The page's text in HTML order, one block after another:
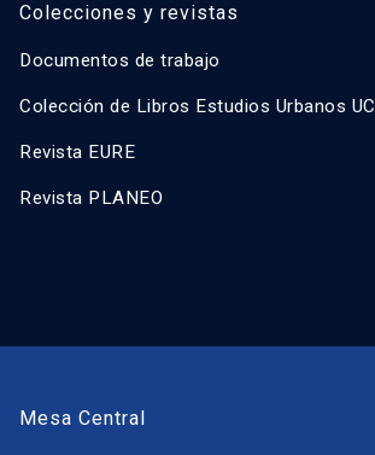
Colecciones y revistas
Documentos de trabajo
Colección de Libros Estudios Urbanos UC
Revista EURE
Revista PLANEO
Mesa Central